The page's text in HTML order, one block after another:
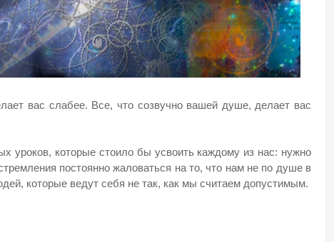
вас слабее. Все, что созвучно вашей душе, делает вас
уроков, которые стоило бы усвоить каждому из нас: нужно
постоянно жаловаться на то, что нам не по душе в
которые ведут себя не так, как мы считаем допустимым.